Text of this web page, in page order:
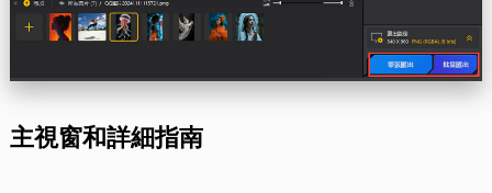
主視窗和詳細指南